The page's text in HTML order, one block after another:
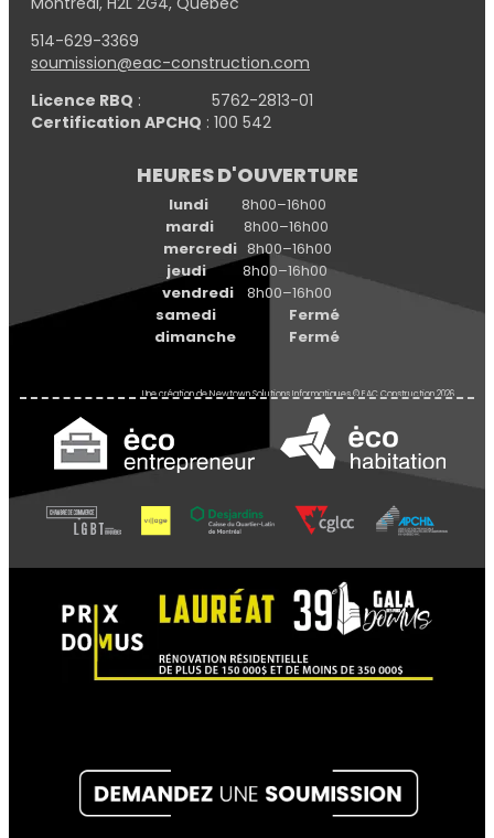
514-629-3369
soumission@eac-construction.com
Licence RBQ : 5762-2813-01
Certification APCHQ : 100 542
HEURES D'OUVERTURE
lundi8h00–16h00
mardi 8h00–16h00
mercredi8h00–16h00
jeudi8h00–16h00
vendredi 8h00–16h00
samedi Fermé
dimanche Fermé
Une création deNewtown Solutions Informatiques© EAC Construction 2026